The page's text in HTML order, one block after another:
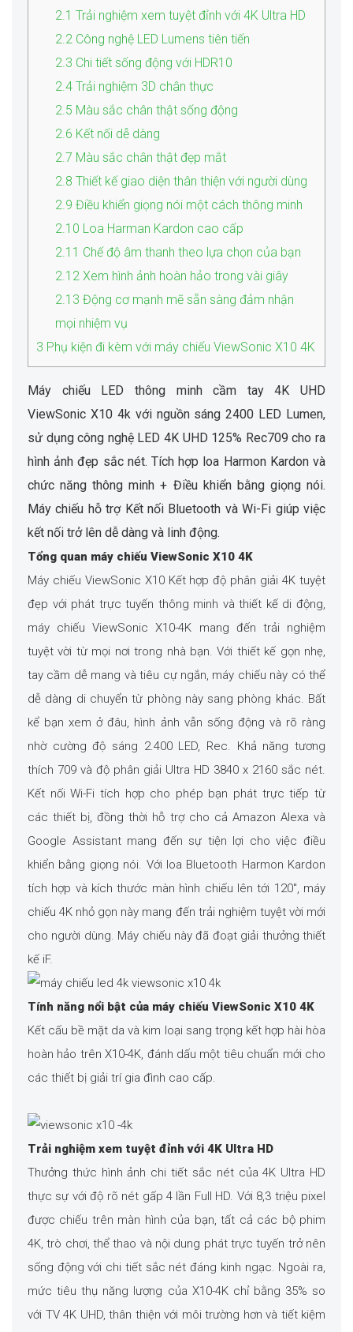
2.1 Trải nghiệm xem tuyệt đỉnh với 4K Ultra HD
2.2 Công nghệ LED Lumens tiên tiến
2.3 Chi tiết sống động với HDR10
2.4 Trải nghiệm 3D chân thực
2.5 Màu sắc chân thật sống động
2.6 Kết nối dễ dàng
2.7 Màu sắc chân thật đẹp mắt
2.8 Thiết kế giao diện thân thiện với người dùng
2.9 Điều khiển giọng nói một cách thông minh
2.10 Loa Harman Kardon cao cấp
2.11 Chế độ âm thanh theo lựa chọn của bạn
2.12 Xem hình ảnh hoàn hảo trong vài giây
2.13 Động cơ mạnh mẽ sẵn sàng đảm nhận
mọi nhiệm vụ
3 Phụ kiện đi kèm với máy chiếu ViewSonic X10 4K
Máy chiếu LED thông minh cầm tay 4K UHD
ViewSonic X10 4k với nguồn sáng 2400 LED Lumen,
sử dụng công nghệ LED 4K UHD 125% Rec709 cho ra
hình ảnh đẹp sắc nét. Tích hợp loa Harmon Kardon và
chức năng thông minh + Điều khiển bằng giọng nói.
Máy chiếu hỗ trợ Kết nối Bluetooth và Wi-Fi giúp việc
kết nối trở lên dễ dàng và linh động.
Tổng quan máy chiếu ViewSonic X10 4K
Máy chiếu ViewSonic X10 Kết hợp độ phân giải 4K tuyệt
đẹp với phát trực tuyến thông minh và thiết kế di động,
máy chiếu ViewSonic X10-4K mang đến trải nghiệm
tuyệt vời từ mọi nơi trong nhà bạn. Với thiết kế gọn nhẹ,
tay cầm dễ mang và tiêu cự ngắn, máy chiếu này có thể
dễ dàng di chuyển từ phòng này sang phòng khác. Bất
kể bạn xem ở đâu, hình ảnh vẫn sống động và rõ ràng
nhờ cường độ sáng 2.400 LED, Rec. Khả năng tương
thích 709 và độ phân giải Ultra HD 3840 x 2160 sắc nét.
Kết nối Wi-Fi tích hợp cho phép bạn phát trực tiếp từ
các thiết bị, đồng thời hỗ trợ cho cả Amazon Alexa và
Google Assistant mang đến sự tiện lợi cho việc điều
khiển bằng giọng nói. Với loa Bluetooth Harmon Kardon
tích hợp và kích thước màn hình chiếu lên tới 120″, máy
chiếu 4K nhỏ gọn này mang đến trải nghiệm tuyệt vời mới
cho người dùng. Máy chiếu này đã đoạt giải thưởng thiết
kế iF.
Tính năng nổi bật của máy chiếu ViewSonic X10 4K
Kết cấu bề mặt da và kim loại sang trọng kết hợp hài hòa
hoàn hảo trên X10-4K, đánh dấu một tiêu chuẩn mới cho
các thiết bị giải trí gia đình cao cấp.
Trải nghiệm xem tuyệt đỉnh với 4K Ultra HD
Thưởng thức hình ảnh chi tiết sắc nét của 4K Ultra HD
thực sự với độ rõ nét gấp 4 lần Full HD. Với 8,3 triệu pixel
được chiếu trên màn hình của bạn, tất cả các bộ phim
4K, trò chơi, thể thao và nội dung phát trực tuyến trở nên
sống động với chi tiết sắc nét đáng kinh ngạc. Ngoài ra,
mức tiêu thụ năng lượng của X10-4K chỉ bằng 35% so
với TV 4K UHD, thân thiện với môi trường hơn và tiết kiệm